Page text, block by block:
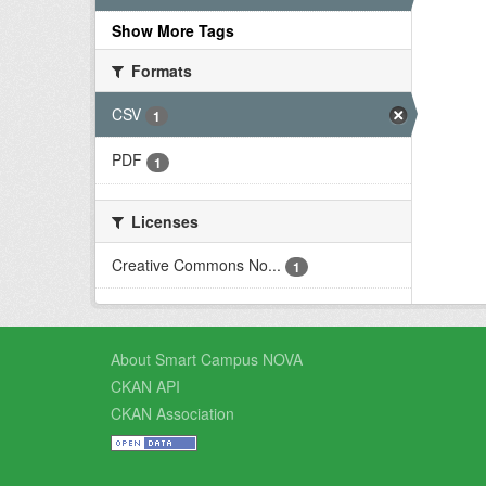
Show More Tags
Formats
CSV
1
PDF 1
Licenses
Creative Commons No...
1
About Smart Campus NOVA
CKAN API
CKAN Association